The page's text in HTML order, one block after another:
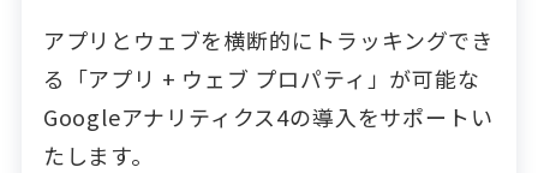
アプリとウェブを横断的にトラッキングでき
る「アプリ + ウェブ プロパティ」が可能な
Googleアナリティクス4の導入をサポートい
たします。